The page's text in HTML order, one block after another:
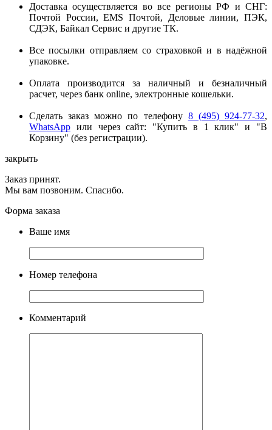
Доставка осуществляется во все регионы РФ и СНГ:
Почтой России, EMS Почтой, Деловые линии, ПЭК,
СДЭК, Байкал Сервис и другие ТК.
Все посылки отправляем со страховкой и в надёжной
упаковке.
Оплата производится за наличный и безналичный
расчет, через банк online, электронные кошельки.
Сделать заказ можно по телефону 8 (495) 924-77-32,
WhatsApp или через сайт: "Купить в 1 клик" и "В
Корзину" (без регистрации).
закрыть
Заказ принят.
Мы вам позвоним. Спасибо.
Форма заказа
Ваше имя
Номер телефона
Комментарий